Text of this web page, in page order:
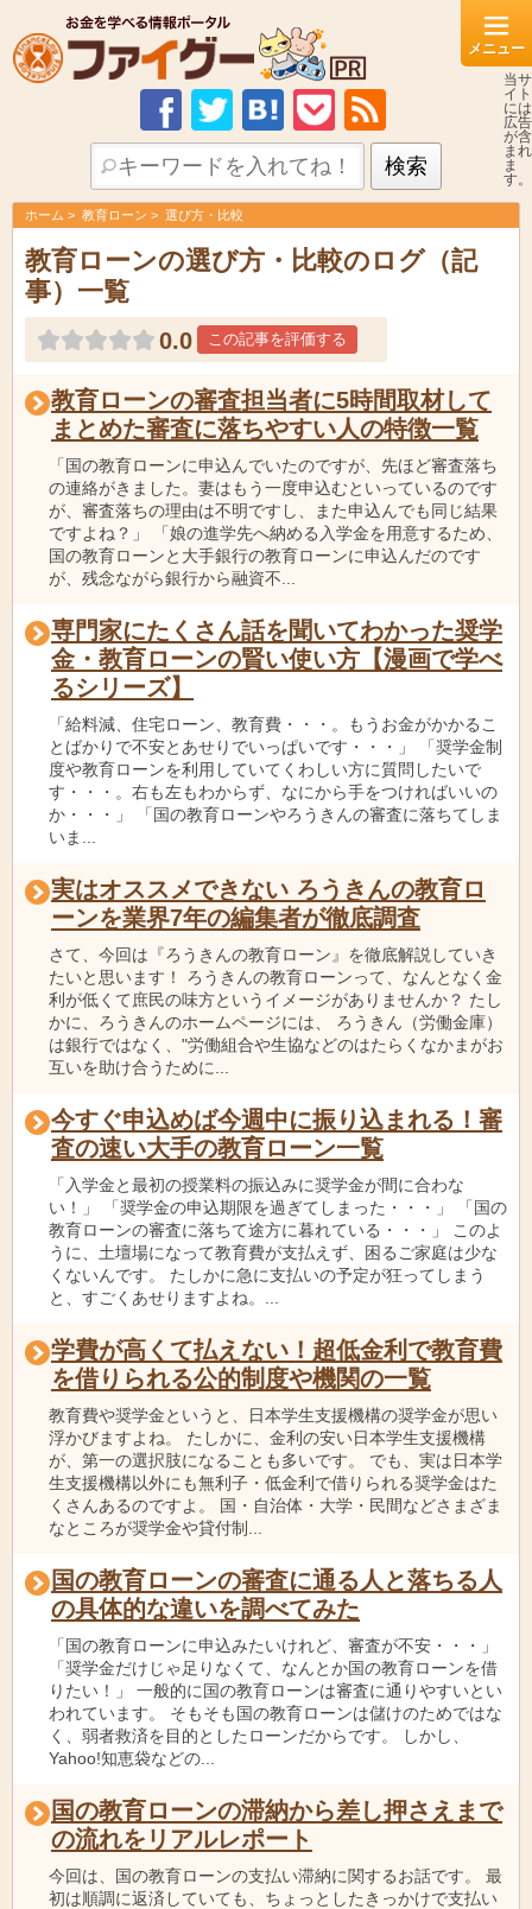
当サ
イト
には
広告
が含
まれ
ま
す。
ホーム 教育ローン 選び方・比較
教育ローンの選び方・比較のログ（記
事）一覧
0.0 この記事を評価する
教育ローンの審査担当者に5時間取材して
まとめた審査に落ちやすい人の特徴一覧
「国の教育ローンに申込んでいたのですが、先ほど審査落ち
の連絡がきました。妻はもう一度申込むといっているのです
が、審査落ちの理由は不明ですし、また申込んでも同じ結果
ですよね？」 「娘の進学先へ納める入学金を用意するため、
国の教育ローンと大手銀行の教育ローンに申込んだのです
が、残念ながら銀行から融資不...
専門家にたくさん話を聞いてわかった奨学
金・教育ローンの賢い使い方【漫画で学べ
るシリーズ】
「給料減、住宅ローン、教育費・・・。もうお金がかかるこ
とばかりで不安とあせりでいっぱいです・・・」 「奨学金制
度や教育ローンを利用していてくわしい方に質問したいで
す・・・。右も左もわからず、なにから手をつければいいの
か・・・」 「国の教育ローンやろうきんの審査に落ちてしま
いま...
実はオススメできない ろうきんの教育ロ
ーンを業界7年の編集者が徹底調査
さて、今回は『ろうきんの教育ローン』を徹底解説していき
たいと思います！ ろうきんの教育ローンって、なんとなく金
利が低くて庶民の味方というイメージがありませんか？ たし
かに、ろうきんのホームページには、 ろうきん（労働金庫）
は銀行ではなく、"労働組合や生協などのはたらくなかまがお
互いを助け合うために...
今すぐ申込めば今週中に振り込まれる！審
査の速い大手の教育ローン一覧
「入学金と最初の授業料の振込みに奨学金が間に合わな
い！」 「奨学金の申込期限を過ぎてしまった・・・」 「国の
教育ローンの審査に落ちて途方に暮れている・・・」 このよ
うに、土壇場になって教育費が支払えず、困るご家庭は少な
くないんです。 たしかに急に支払いの予定が狂ってしまう
と、すごくあせりますよね。...
学費が高くて払えない！超低金利で教育費
を借りられる公的制度や機関の一覧
教育費や奨学金というと、日本学生支援機構の奨学金が思い
浮かびますよね。 たしかに、金利の安い日本学生支援機構
が、第一の選択肢になることも多いです。 でも、実は日本学
生支援機構以外にも無利子・低金利で借りられる奨学金はた
くさんあるのですよ。 国・自治体・大学・民間などさまざま
なところが奨学金や貸付制...
国の教育ローンの審査に通る人と落ちる人
の具体的な違いを調べてみた
「国の教育ローンに申込みたいけれど、審査が不安・・・」
「奨学金だけじゃ足りなくて、なんとか国の教育ローンを借
りたい！」 一般的に国の教育ローンは審査に通りやすいとい
われています。 そもそも国の教育ローンは儲けのためではな
く、弱者救済を目的としたローンだからです。 しかし、
Yahoo!知恵袋などの...
国の教育ローンの滞納から差し押さえまで
の流れをリアルレポート
今回は、国の教育ローンの支払い滞納に関するお話です。 最
初は順調に返済していても、ちょっとしたきっかけで支払い